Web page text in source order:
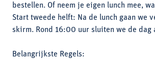
bestellen. Of neem je eigen lunch mee,
Start tweede helft: Na de lunch gaan we
skirm. Rond 16:00 uur sluiten we de dag
Belangrijkste Regels: